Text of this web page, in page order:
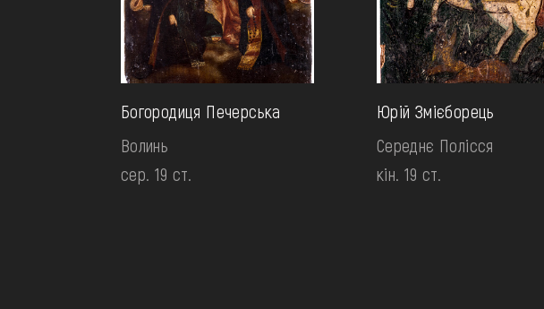
Богородиця Печерська
Волинь
сер. 19 ст.
Юрій Змієборець
Середнє Полісся
кін. 19 ст.